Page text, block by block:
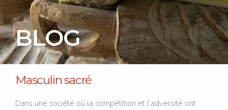
BLOG
Masculin sacré
Dans une société où la compétition et l’adversité ont